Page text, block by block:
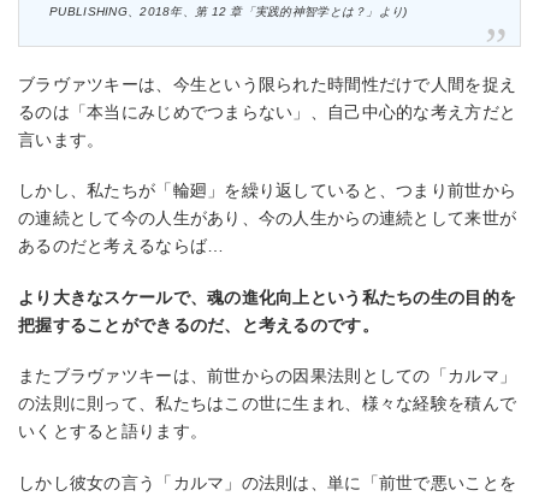
PUBLISHING、2018年、第 12 章「実践的神智学とは？」より)
ブラヴァツキーは、今⽣という限られた時間性だけで⼈間を捉え
るのは「本当にみじめでつまらない」、⾃⼰中⼼的な考え⽅だと
⾔います。
しかし、私たちが「輪廻」を繰り返していると、つまり前世から
の連続として今の⼈⽣があり、今の⼈⽣からの連続として来世が
あるのだと考えるならば…
より⼤きなスケールで、魂の進化向上という私たちの⽣の⽬的を
把握することができるのだ、と考えるのです。
またブラヴァツキーは、前世からの因果法則としての「カルマ」
の法則に則って、私たちはこの世に⽣まれ、様々な経験を積んで
いくとすると語ります。
しかし彼⼥の⾔う「カルマ」の法則は、単に「前世で悪いことを